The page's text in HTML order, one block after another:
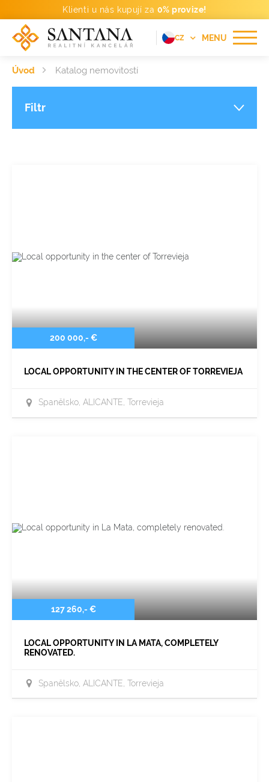
Klienti u nás kupují za 0% provize!
MENU
CZ
Úvod Katalog nemovitostí
Filtr
200 000,- €
LOCAL OPPORTUNITY IN THE CENTER OF TORREVIEJA
Španělsko, ALICANTE, Torrevieja
127 260,- €
LOCAL OPPORTUNITY IN LA MATA, COMPLETELY
RENOVATED.
Španělsko, ALICANTE, Torrevieja